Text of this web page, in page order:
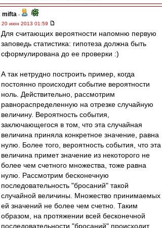
mifta -
20 июн 2013 01:59
Для считающих вероятности напомню первую
заповедь статистика: гипотеза должна быть
сформулирована до ее проверки :)
А так нетрудно построить пример, когда
постоянно происходит событие вероятности
ноль. Действительно, рассмотрим
равнораспределенную на отрезке случайную
величину. Вероятность события,
заключающегося в том, что эта случайная
величина приняла конкретное значение, равна
нулю. Более того, вероятность события, что эта
величина примет значение из некоторого не
более чем счетного множества, тоже равна
нулю. Рассмотрим бесконечную
последовательность "бросаний" такой
случайной величины. Множество принимаемых
ей значений не более чем счетно. Таким
образом, на протяжении всей бесконечной
последовательности "бросаний" происходит